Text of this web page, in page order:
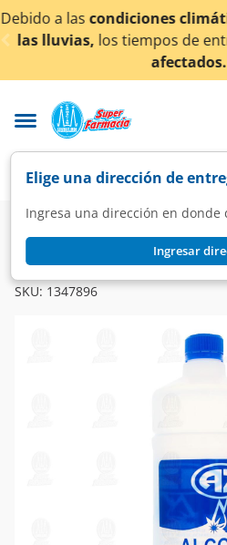
< div class="carousel-inner">
ocasionadas por
podrían verse
Elige una dirección de
Ingresa una dirección en
Ingresar
Farmacia Curaciones
Alcohol Etílico AZ
SKU: 1347896